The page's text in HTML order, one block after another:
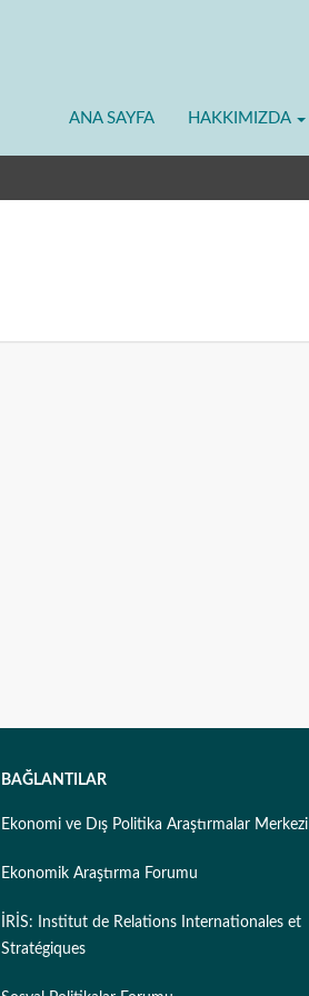
ANA SAYFA HAKKIMIZDA
BAĞLANTILAR
Ekonomi ve Dış Politika Araştırmalar Merkezi
Ekonomik Araştırma Forumu
İRİS: Institut de Relations Internationales et
Stratégiques